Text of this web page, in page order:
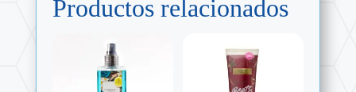
Productos relacionados